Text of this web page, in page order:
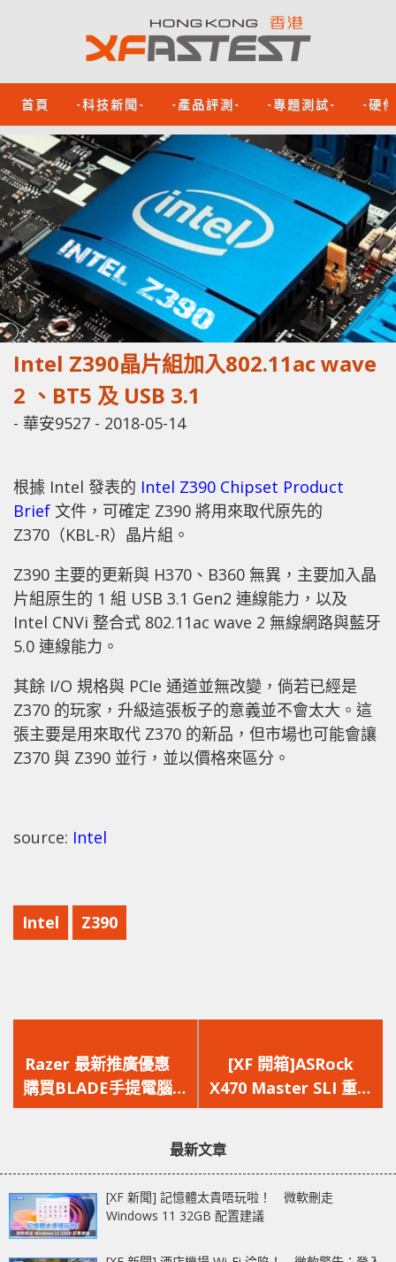
首頁 -科技新聞- -產品評測- -專題測試- -硬
Intel Z390晶片組加入802.11ac wave
2 、BT5 及 USB 3.1
- 華安9527 - 2018-05-14
根據 Intel 發表的 Intel Z390 Chipset Product
Brief 文件，可確定 Z390 將用來取代原先的
Z370（KBL-R）晶片組。
Z390 主要的更新與 H370、B360 無異，主要加入晶
片組原生的 1 組 USB 3.1 Gen2 連線能力，以及
Intel CNVi 整合式 802.11ac wave 2 無線網路與藍牙
5.0 連線能力。
其餘 I/O 規格與 PCIe 通道並無改變，倘若已經是
Z370 的玩家，升級這張板子的意義並不會太大。這
張主要是用來取代 Z370 的新品，但市場也可能會讓
Z370 與 Z390 並行，並以價格來區分。
source: Intel
Intel Z390
一
篇
文
Razer 最新推廣優惠
購買BLADE手提電腦送
你蛇鼠一墊
一
篇
文
[XF 開箱]ASRock
X470 Master SLI 重裝
盔甲上身 自家
最新文章
[XF 新聞] 記憶體太貴唔玩啦！ 微軟刪走
Windows 11 32GB 配置建議